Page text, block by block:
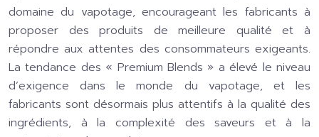
domaine du vapotage, encourageant les fabricants à
proposer des produits de meilleure qualité et à
répondre aux attentes des consommateurs exigeants.
La tendance des « Premium Blends » a élevé le niveau
d’exigence dans le monde du vapotage, et les
fabricants sont désormais plus attentifs à la qualité des
ingrédients, à la complexité des saveurs et à la